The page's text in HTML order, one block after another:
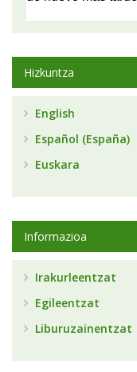
Hizkuntza
English
Español (España)
Euskara
Informazioa
Irakurleentzat
Egileentzat
Liburuzainentzat